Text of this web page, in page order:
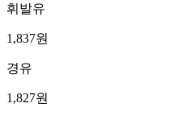
휘발유
1,837원
경유
1,827원